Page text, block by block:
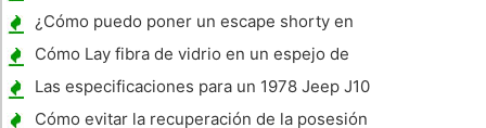
¿Cómo puedo poner un escape shorty en
un 05 R6?
Cómo Lay fibra de vidrio en un espejo de
popa
Las especificaciones para un 1978 Jeep J10
6 Cilindros 4-Speed ​​
Cómo evitar la recuperación de la posesión